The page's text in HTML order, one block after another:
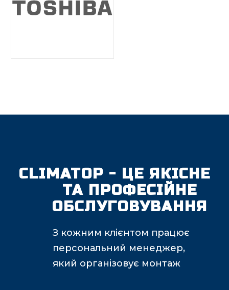
CLIMATOP - ЦЕ ЯКІСНЕ
ТА ПРОФЕСІЙНЕ
ОБСЛУГОВУВАННЯ
З кожним клієнтом працює
персональний менеджер,
який організовує монтаж